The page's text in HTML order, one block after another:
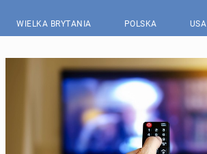
WIELKA BRYTANIA POLSKA USA